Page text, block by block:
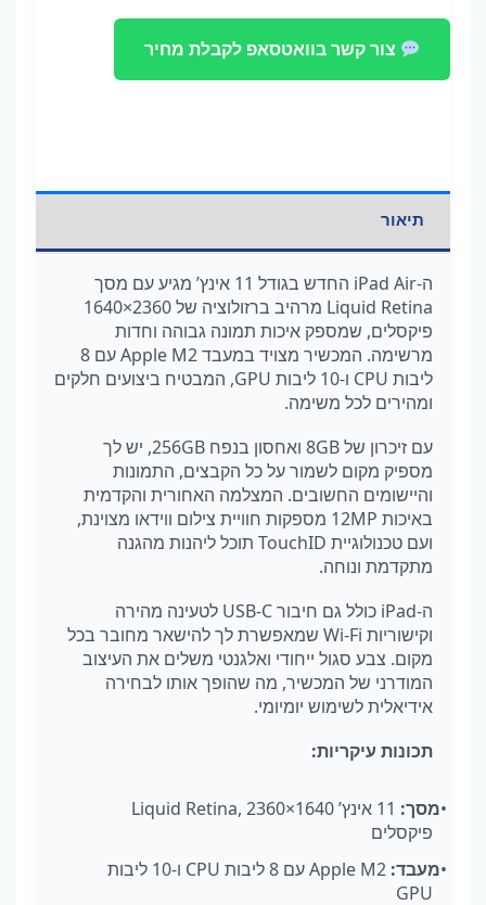
צור קשר בוואטסאפ לקבלת מחיר
תיאור
ה-iPad Air החדש בגודל אינץ’ מגיעעם מסך
Liquid Retina מרהיב ברזולוציה של
פיקסלים, שמספק איכות תמונה גבוהה וחדות
מרשימה. המכשיר מצויד במעבד עם
ליבות
ו-10 ליבות המבטיח ביצועים חלקים
ומהירים לכל משימה.
עם זיכרון של ואחסון בנפח ישלך
מספיק מקום לשמורעלכל הקבצים, התמונות
והיישומים החשובים. המצלמה האחורית והקדמית
באיכות
מספקות חוויית צילום ווידאו מצוינת,
ועם טכנולוגיית תוכלליהנות מהגנה
מתקדמת ונוחה.
ה-iPad כוללגם חיבור לטעינה מהירה
וקישוריות
שמאפשרתלךלהישאר מחובר בכל
מקום. צבע סגול ייחודי ואלגנטי משלים את העיצוב
המודרני של המכשיר, מה שהופךאותו לבחירה
אידיאליתלשימוש יומיומי.
תכונות עיקריות:
•מסך:
11 אינץ’ Liquid Retina, 2360×1640
פיקסלים
•מעבד:
Apple M2עם ליבות ו-10
ליבות
GPU